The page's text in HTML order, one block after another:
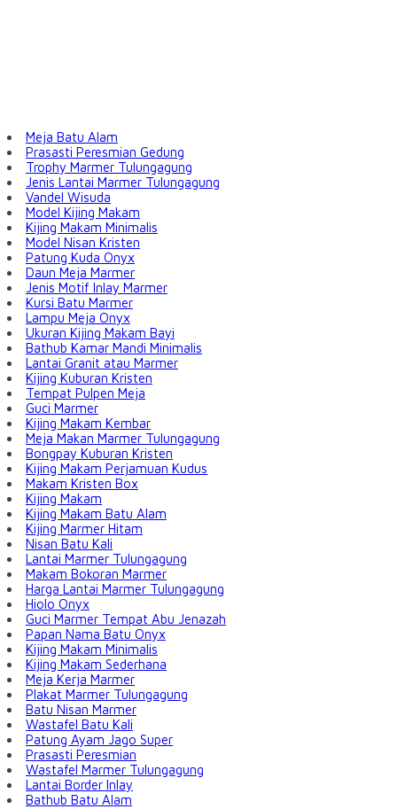
Meja Batu Alam
Prasasti Peresmian Gedung
Trophy Marmer Tulungagung
Jenis Lantai Marmer Tulungagung
Vandel Wisuda
Model Kijing Makam
Kijing Makam Minimalis
Model Nisan Kristen
Patung Kuda Onyx
Daun Meja Marmer
Jenis Motif Inlay Marmer
Kursi Batu Marmer
Lampu Meja Onyx
Ukuran Kijing Makam Bayi
Bathub Kamar Mandi Minimalis
Lantai Granit atau Marmer
Kijing Kuburan Kristen
Tempat Pulpen Meja
Guci Marmer
Kijing Makam Kembar
Meja Makan Marmer Tulungagung
Bongpay Kuburan Kristen
Kijing Makam Perjamuan Kudus
Makam Kristen Box
Kijing Makam
Kijing Makam Batu Alam
Kijing Marmer Hitam
Nisan Batu Kali
Lantai Marmer Tulungagung
Makam Bokoran Marmer
Harga Lantai Marmer Tulungagung
Hiolo Onyx
Guci Marmer Tempat Abu Jenazah
Papan Nama Batu Onyx
Kijing Makam Minimalis
Kijing Makam Sederhana
Meja Kerja Marmer
Plakat Marmer Tulungagung
Batu Nisan Marmer
Wastafel Batu Kali
Patung Ayam Jago Super
Prasasti Peresmian
Wastafel Marmer Tulungagung
Lantai Border Inlay
Bathub Batu Alam